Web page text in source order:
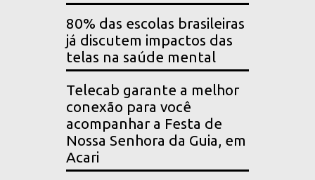
80% das escolas brasileiras
já discutem impactos das
telas na saúde mental
Telecab garante a melhor
conexão para você
acompanhar a Festa de
Nossa Senhora da Guia, em
Acari